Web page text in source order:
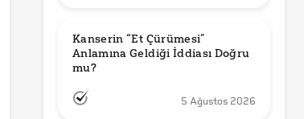
Kanserin “Et Çürümesi”
Anlamına Geldiği İddiası Doğru
mu?
5 Ağustos 2026